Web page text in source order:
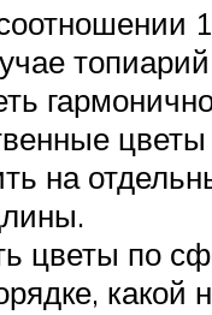
цветы
на
цветы по
какой